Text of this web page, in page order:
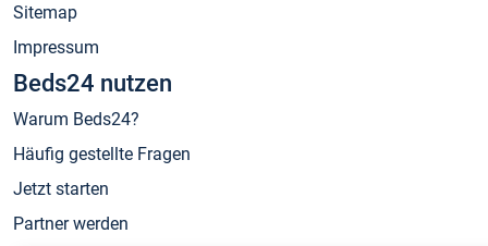
Sitemap
Impressum
Beds24 nutzen
Warum Beds24?
Häufig gestellte Fragen
Jetzt starten
Partner werden